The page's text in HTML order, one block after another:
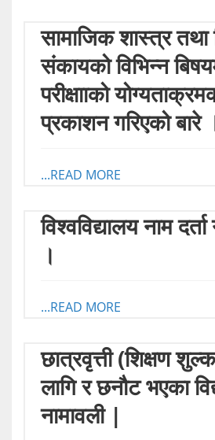
सामाजिक शास्त्र तथा
संकायको विभिन्न
परीक्षााको
प्रकाशन गरिएको बारे
...READ MORE
विश्वविद्यालय नाम
।
...READ MORE
छात्रवृत्ती (शिक्षण
लागि र छनौट भएका
नामावली |